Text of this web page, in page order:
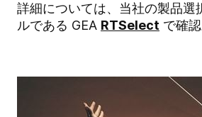
詳細については、当社の製品選
ルである GEA RTSelect で確